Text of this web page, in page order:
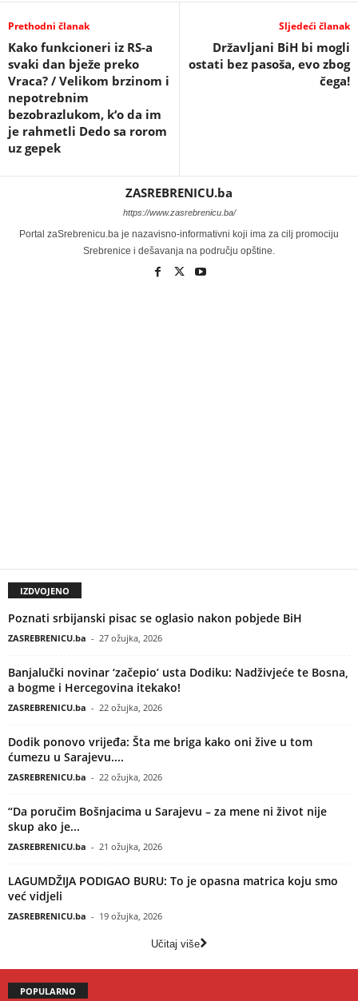
Prethodni članak
Kako funkcioneri iz RS-a
svaki dan bježe preko
Vraca? / Velikom brzinom i
nepotrebnim
bezobrazlukom, k‘o da im
je rahmetli Dedo sa rorom
uz gepek
Sljedeći članak
Državljani BiH bi mogli
ostati bez pasoša, evo zbog
čega!
ZASREBRENICU.ba
https://www.zasrebrenicu.ba/
Portal zaSrebrenicu.ba je nazavisno-informativni koji ima za cilj promociju
Srebrenice i dešavanja na području opštine.
IZDVOJENO
Poznati srbijanski pisac se oglasio nakon pobjede BiH
ZASREBRENICU.ba - 27 ožujka, 2026
Banjalučki novinar ‘začepio’ usta Dodiku: Nadživjeće te Bosna,
a bogme i Hercegovina itekako!
ZASREBRENICU.ba - 22 ožujka, 2026
Dodik ponovo vrijeđa: Šta me briga kako oni žive u tom
ćumezu u Sarajevu....
ZASREBRENICU.ba - 22 ožujka, 2026
“Da poručim Bošnjacima u Sarajevu – za mene ni život nije
skup ako je...
ZASREBRENICU.ba - 21 ožujka, 2026
LAGUMDŽIJA PODIGAO BURU: To je opasna matrica koju smo
već vidjeli
ZASREBRENICU.ba - 19 ožujka, 2026
Učitaj više
POPULARNO